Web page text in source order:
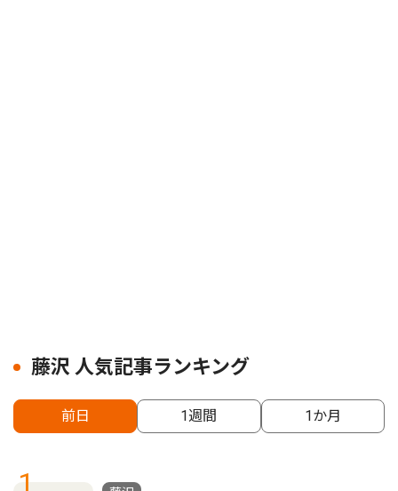
藤沢 人気記事ランキング
前日 1週間 1か月
1